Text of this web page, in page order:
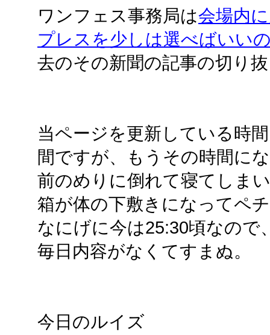
ワンフェス事務局は会場内
プレスを少しは選べばいい
去のその新聞の記事の切り
当ページを更新している時
間ですが、もうその時間に
前のめりに倒れて寝てしま
箱が体の下敷きになってペ
なにげに今は25:30頃なので
毎日内容がなくてすまぬ。
今日のルイズ